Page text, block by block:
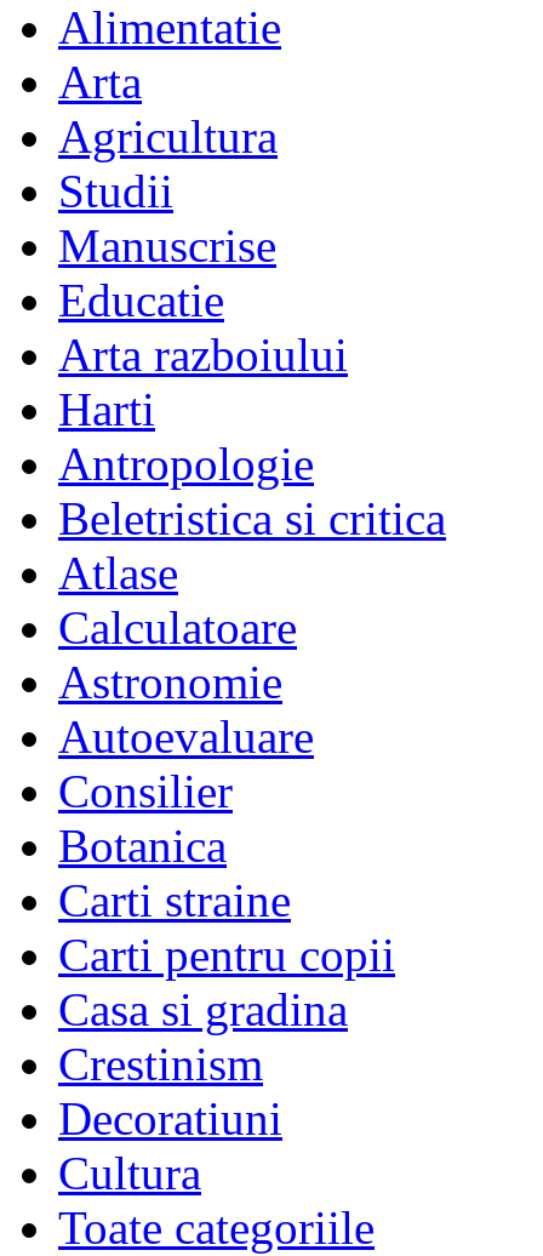
Alimentatie
Arta
Agricultura
Studii
Manuscrise
Educatie
Arta razboiului
Harti
Antropologie
Beletristica si critica
Atlase
Calculatoare
Astronomie
Autoevaluare
Consilier
Botanica
Carti straine
Carti pentru copii
Casa si gradina
Crestinism
Decoratiuni
Cultura
Toate categoriile